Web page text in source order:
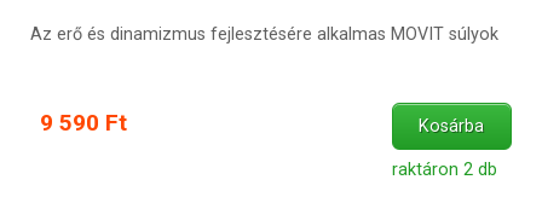
Az erő és dinamizmus fejlesztésére alkalmas MOVIT súlyok
9 590 Ft Kosárba
raktáron 2 db